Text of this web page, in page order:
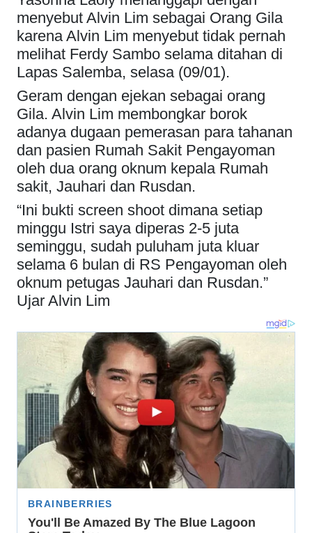
menyebut Alvin Lim sebagai Orang Gila
karena Alvin Lim menyebut tidak pernah
melihat Ferdy Sambo selama ditahan di
Lapas Salemba, selasa (09/01).
Geram dengan ejekan sebagai orang
Gila. Alvin Lim membongkar borok
adanya dugaan pemerasan para tahanan
dan pasien Rumah Sakit Pengayoman
oleh dua orang oknum kepala Rumah
sakit, Jauhari dan Rusdan.
“Ini bukti screen shoot dimana setiap
minggu Istri saya diperas 2-5 juta
seminggu, sudah puluham juta kluar
selama 6 bulan di RS Pengayoman oleh
oknum petugas Jauhari dan Rusdan.”
Ujar Alvin Lim